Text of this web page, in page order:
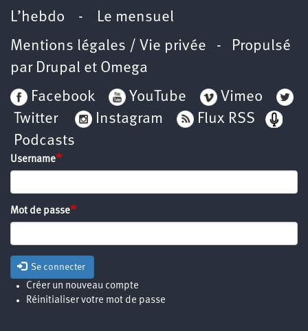
L’hebdo - Le mensuel
Mentions légales / Vie privée - Propulsé
par Drupal et Omega
Facebook
YouTube
Vimeo
Twitter
Instagram
Flux RSS
Podcasts
Username
Mot de passe
Se connecter
Créer un nouveau compte
Réinitialiser votre mot de passe